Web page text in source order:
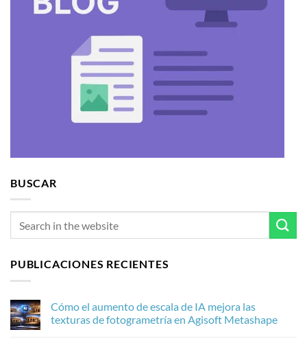
BUSCAR
PUBLICACIONES RECIENTES
Cómo el aumento de escala de IA mejora las
texturas de fotogrametría en Agisoft Metashape